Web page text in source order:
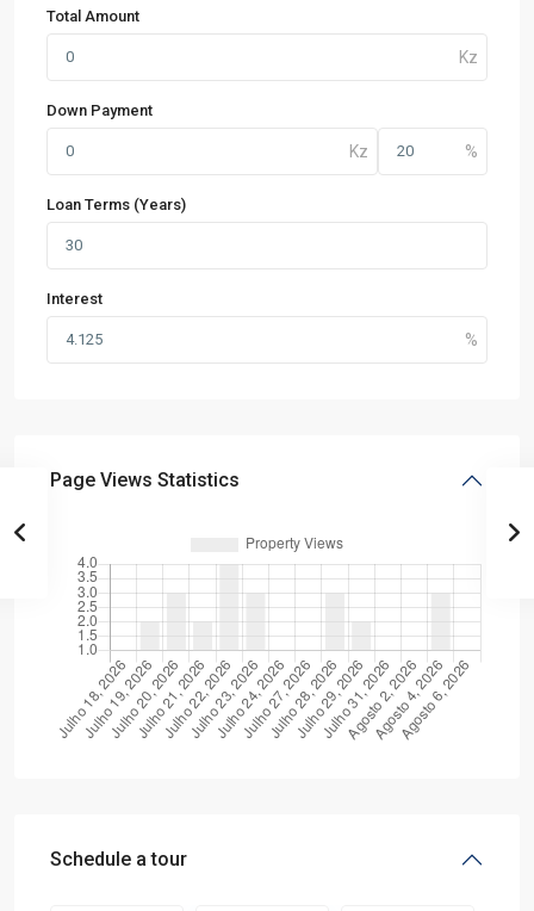
Total Amount
Down Payment
Loan Terms (Years)
Interest
Page Views Statistics
Schedule a tour